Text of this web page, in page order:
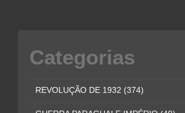
Categorias
REVOLUÇÃO DE 1932 (374)